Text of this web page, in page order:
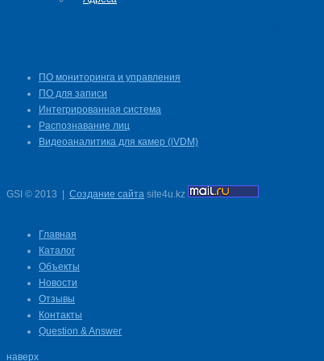
ПО мониторинга и управления
ПО для записи
Интегрированная система
Распознавание лиц
Видеоаналитика для камер (iVDM)
GSI © 2013 Создание сайта site4u.kz
Главная
Каталог
Объекты
Новости
Отзывы
Контакты
Question & Answer
наверх